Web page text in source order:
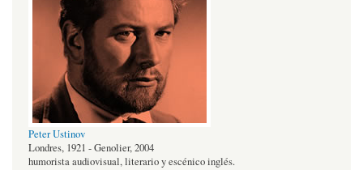
Peter Ustinov
Londres, 1921 - Genolier, 2004
humorista audiovisual, literario y escénico inglés.